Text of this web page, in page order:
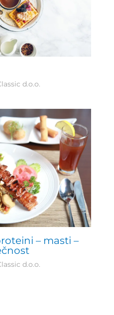
d.o.o.
– masti –
d.o.o.